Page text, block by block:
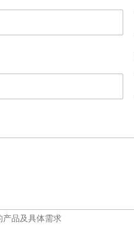
品及具体需求